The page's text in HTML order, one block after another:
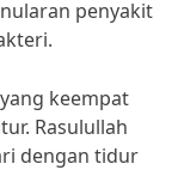
penyakit
keempat
Rasulullah
dengan tidur